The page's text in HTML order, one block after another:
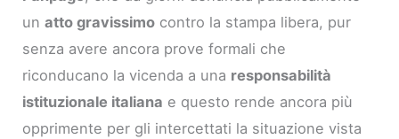
unatto gravissimo contro la stampa libera, pur
senza avere ancora prove formali che
riconducano la vicenda a una responsabilità
istituzionale italiana e questo rende ancora più
opprimente per gli intercettati la situazione vista